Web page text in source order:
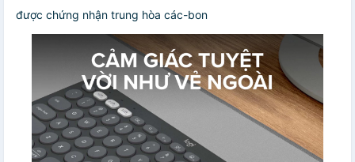
được chứng nhận trung hòa các-bon